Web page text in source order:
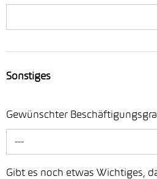
Sonstiges
Gewünschter
---
Gibt es noch etwas Wichtiges,